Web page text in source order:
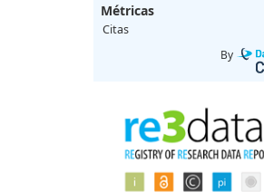
Métricas
Citas
By